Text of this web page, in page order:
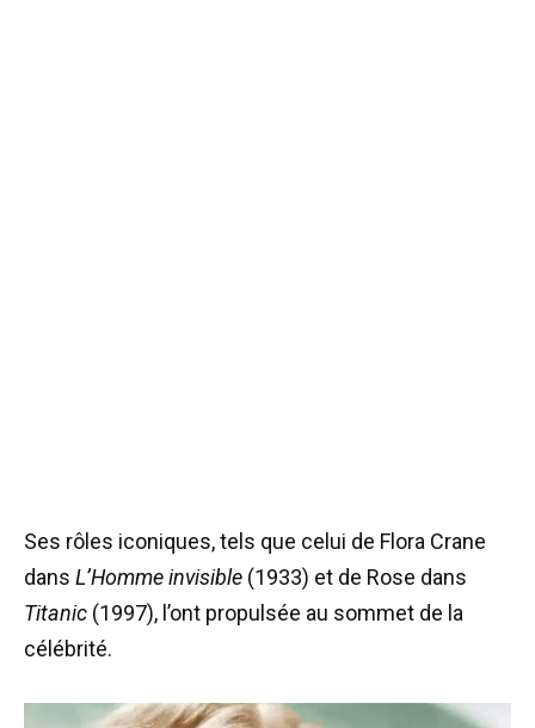
Ses rôles iconiques, tels que celui de Flora Crane
dans L’Homme invisible (1933) et de Rose dans
Titanic (1997), l’ont propulsée au sommet de la
célébrité.